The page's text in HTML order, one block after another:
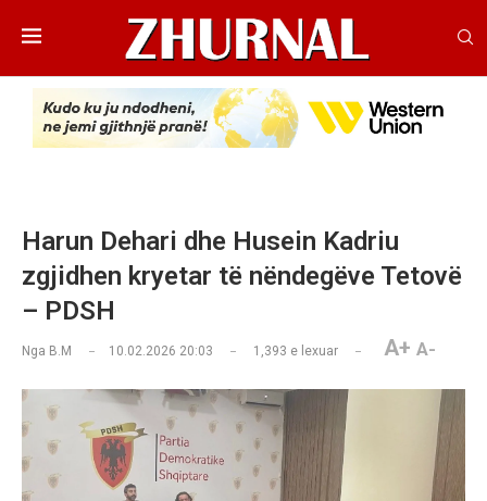
Harun Dehari dhe Husein Kadriu
zgjidhen kryetar të nëndegëve Tetovë
– PDSH
Nga B.M 10.02.2026 20:03 1,393 e lexuar A+ A-